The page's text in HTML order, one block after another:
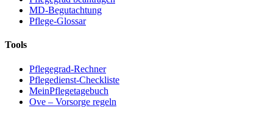
MD-Begutachtung
Pflege-Glossar
Tools
Pflegegrad-Rechner
Pflegedienst-Checkliste
MeinPflegetagebuch
Ove – Vorsorge regeln